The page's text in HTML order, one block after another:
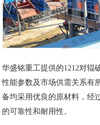
华盛铭重工提供的1212对辊
性能参数及市场供需关系有
备均采用优良的原材料，经
的可靠性和耐用性。